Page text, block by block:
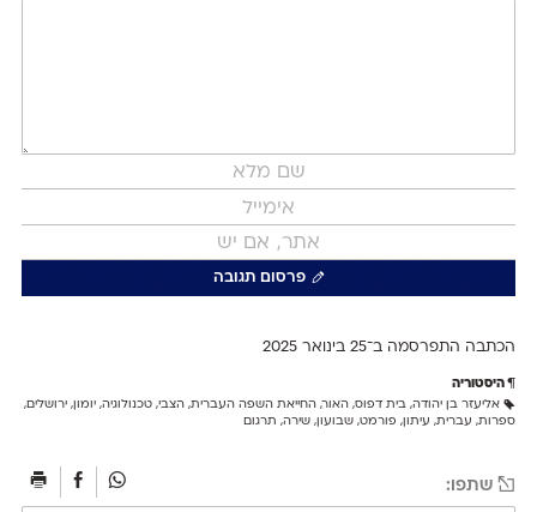
פרסום תגובה
הכתבה התפרסמה ב־25 ב ינואר 2025
היסטוריה
אליעזר בן יהודה, בית דפוס, האור, החייאת השפה העברית, הצבי, טכנולוגיה, יומון , ירושלים,
ספרות, עברית, עיתון , פורמט, שבועון , שירה, תרגום
שתפו: